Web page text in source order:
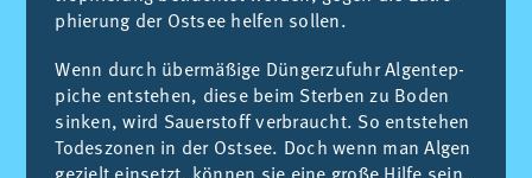
phie­rung der Ost­see hel­fen sol­len.
Wenn durch über­mä­ßi­ge Dün­ger­zu­fuhr Al­gen­tep­
pi­che ent­ste­hen, die­se beim Ster­ben zu Bo­den
sin­ken, wird Sau­er­stoff ver­braucht. So ent­ste­hen
To­des­zo­nen in der Ost­see. Doch wenn man Al­gen